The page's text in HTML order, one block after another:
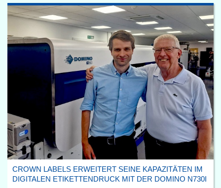
CROWN LABELS ERWEITERT SEINE KAPAZITÄTEN IM
DIGITALEN ETIKETTENDRUCK MIT DER DOMINO N730I